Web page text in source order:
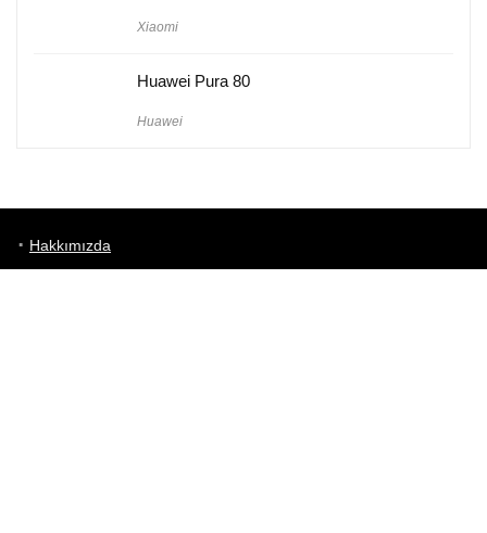
Xiaomi
Huawei Pura 80
Huawei
Hakkımızda